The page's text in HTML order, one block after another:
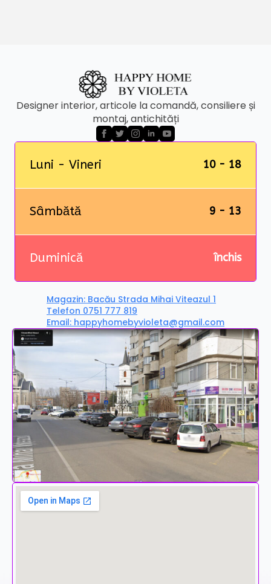
Designer interior, articole la comandă, consiliere și
montaj, antichități
Luni - Vineri 10 - 18
Sâmbătă 9 - 13
Duminică închis
Magazin: Bacău Strada Mihai Viteazul 1
Telefon 0751 777 819
Email: happyhomebyvioleta@gmail.com